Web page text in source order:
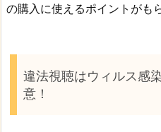
の購入に使えるポイントがも
違法視聴はウィルス感
意！